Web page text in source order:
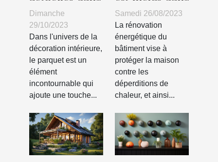
la conception
de parquets
pour la
maison
Dimanche
29/10/2023
Dans l'univers de la
décoration intérieure,
le parquet est un
élément
incontournable qui
ajoute une touche...
la rénovation
énergétique
d'un bâtiment
?
Samedi 26/08/2023
La rénovation
énergétique du
bâtiment vise à
protéger la maison
contre les
déperditions de
chaleur, et ainsi...